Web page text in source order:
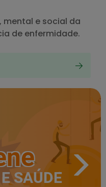
mental e social da
de enfermidade.
SAÚDE